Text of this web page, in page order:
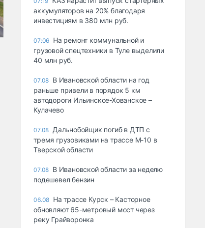
аккумуляторов на 20% благодаря
инвестициям в 380 млн руб.
07:06 На ремонт коммунальной и
грузовой спецтехники в Туле выделили
40 млн руб.
07.08 В Ивановской области на год
раньше привели в порядок 5 км
автодороги Ильинское-Хованское –
Кулачево
07.08 Дальнобойщик погиб в ДТП с
тремя грузовиками на трассе М-10 в
Тверской области
07.08 В Ивановской области за неделю
подешевел бензин
06.08 На трассе Курск – Касторное
обновляют 65-метровый мост через
реку Грайворонка